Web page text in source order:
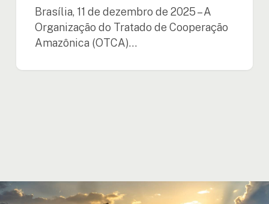
Brasília, 11 de dezembro de 2025 – A
Organização do Tratado de Cooperação
Amazônica (OTCA)…